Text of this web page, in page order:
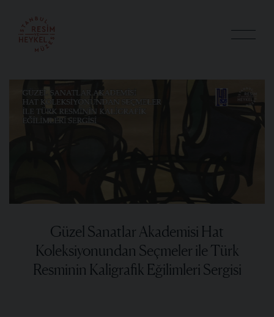
Güzel Sanatlar Akademisi Hat
Koleksiyonundan Seçmeler ile Türk
Resminin Kaligrafik Eğilimleri Sergisi